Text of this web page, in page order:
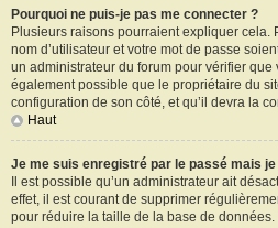
Pourquoi ne puis-je pas me connecter ?
Plusieurs raisons pourraient expliquer cela.
nom d’utilisateur et votre mot de passe
un administrateur du forum pour vérifier que
également possible que le propriétaire du
configuration de son côté, et qu’il devra la
Haut
Je me suis enregistré par le passé mais
Il est possible qu’un administrateur ait
effet, il est courant de supprimer
pour réduire la taille de la base de